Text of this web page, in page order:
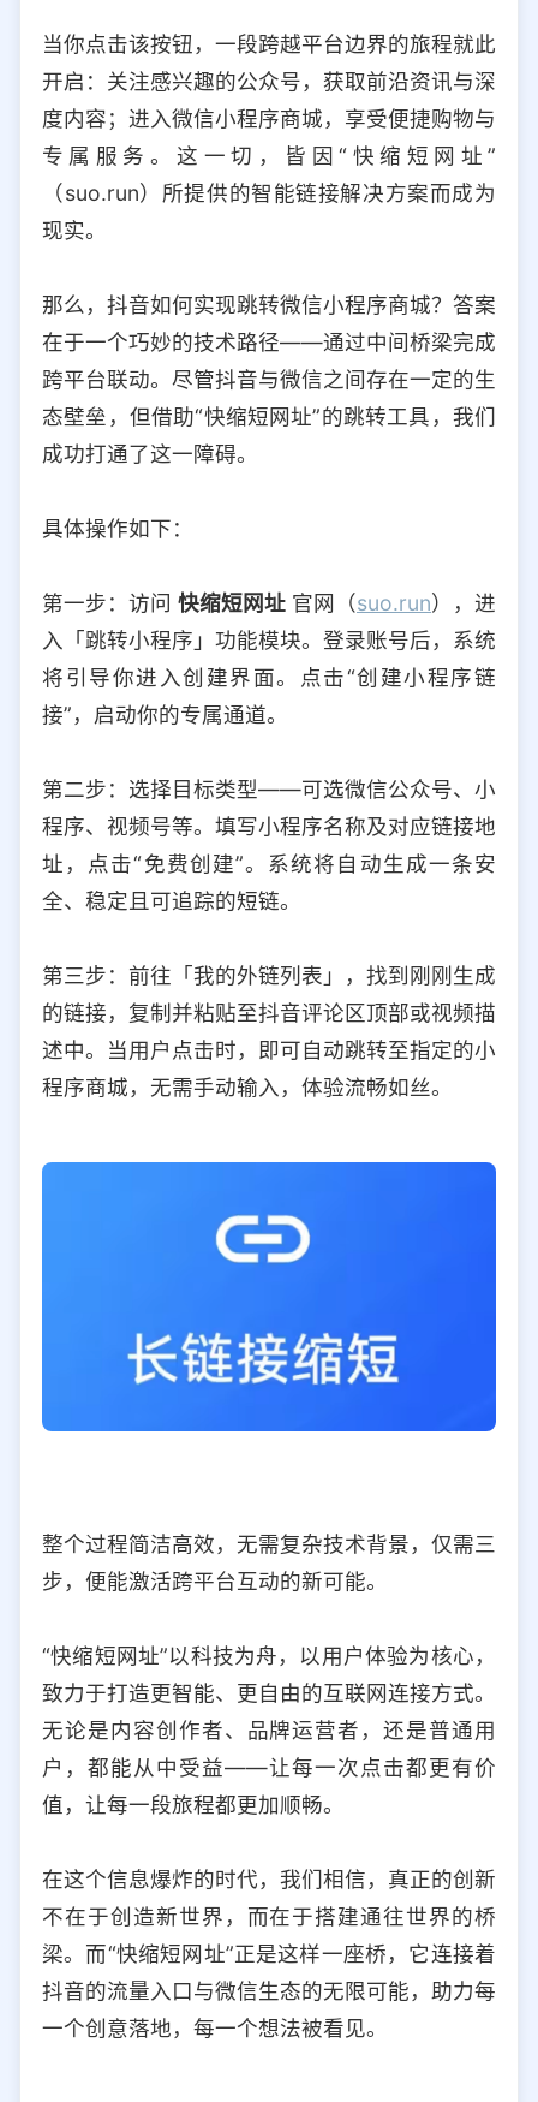
当你点击该按钮，一段跨越平台边界的旅程就此
开启：关注感兴趣的公众号，获取前沿资讯与深
度内容；进入微信小程序商城，享受便捷购物与
专属服务。这一切，皆因“快缩短网址”
（suo.run）所提供的智能链接解决方案而成为
现实。
那么，抖音如何实现跳转微信小程序商城？答案
在于一个巧妙的技术路径——通过中间桥梁完成
跨平台联动。尽管抖音与微信之间存在一定的生
态壁垒，但借助“快缩短网址”的跳转工具，我们
成功打通了这一障碍。
具体操作如下：
第一步：访问 快缩短网址 官网（suo.run），进
入「跳转小程序」功能模块。登录账号后，系统
将引导你进入创建界面。点击“创建小程序链
接”，启动你的专属通道。
第二步：选择目标类型——可选微信公众号、小
程序、视频号等。填写小程序名称及对应链接地
址，点击“免费创建”。系统将自动生成一条安
全、稳定且可追踪的短链。
第三步：前往「我的外链列表」，找到刚刚生成
的链接，复制并粘贴至抖音评论区顶部或视频描
述中。当用户点击时，即可自动跳转至指定的小
程序商城，无需手动输入，体验流畅如丝。
整个过程简洁高效，无需复杂技术背景，仅需三
步，便能激活跨平台互动的新可能。
“快缩短网址”以科技为舟，以用户体验为核心，
致力于打造更智能、更自由的互联网连接方式。
无论是内容创作者、品牌运营者，还是普通用
户，都能从中受益——让每一次点击都更有价
值，让每一段旅程都更加顺畅。
在这个信息爆炸的时代，我们相信，真正的创新
不在于创造新世界，而在于搭建通往世界的桥
梁。而“快缩短网址”正是这样一座桥，它连接着
抖音的流量入口与微信生态的无限可能，助力每
一个创意落地，每一个想法被看见。